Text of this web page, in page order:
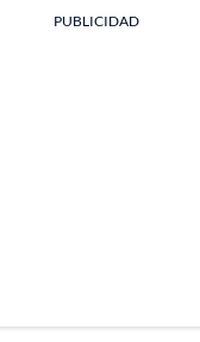
PUBLICIDAD